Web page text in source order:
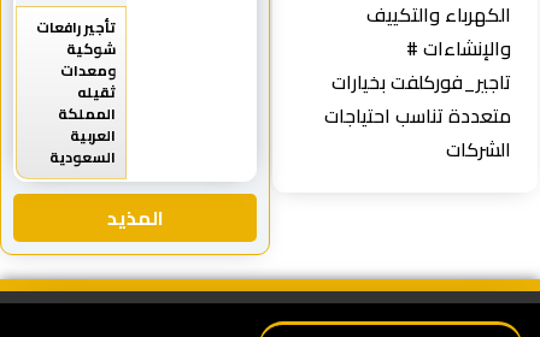
والتكييف
#
بخيارات
تناسب احتياجات
المذيد
تأجير رافعات
شوكية
ومعدات
ثقيله
المملكة
العربية
السعودية